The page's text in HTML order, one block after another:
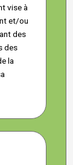
vise à
et/ou
des
des
la